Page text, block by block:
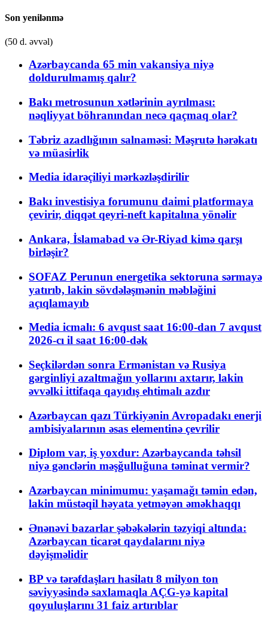
Son yenilənmə
(50 d. əvvəl)
Azərbaycanda 65 min vakansiya niyə
doldurulmamış qalır?
Bakı metrosunun xətlərinin ayrılması:
nəqliyyat böhranından necə qaçmaq olar?
Təbriz azadlığının salnaməsi: Məşrutə hərəkatı
və müasirlik
Media idarəçiliyi mərkəzləşdirilir
Bakı investisiya forumunu daimi platformaya
çevirir, diqqət qeyri-neft kapitalına yönəlir
Ankara, İslamabad və Ər-Riyad kimə qarşı
birləşir?
SOFAZ Perunun energetika sektoruna sərmayə
yatırıb, lakin sövdələşmənin məbləğini
açıqlamayıb
Media icmalı: 6 avqust saat 16:00-dan 7 avqust
2026-cı il saat 16:00-dək
Seçkilərdən sonra Ermənistan və Rusiya
gərginliyi azaltmağın yollarını axtarır, lakin
əvvəlki ittifaqa qayıdış ehtimalı azdır
Azərbaycan qazı Türkiyənin Avropadakı enerji
ambisiyalarının əsas elementinə çevrilir
Diplom var, iş yoxdur: Azərbaycanda təhsil
niyə gənclərin məşğulluğuna təminat vermir?
Azərbaycan minimumu: yaşamağı təmin edən,
lakin müstəqil həyata yetməyən əməkhaqqı
Ənənəvi bazarlar şəbəkələrin təzyiqi altında:
Azərbaycan ticarət qaydalarını niyə
dəyişməlidir
BP və tərəfdaşları hasilatı 8 milyon ton
səviyyəsində saxlamaqla AÇG-yə kapital
qoyuluşlarını 31 faiz artırıblar